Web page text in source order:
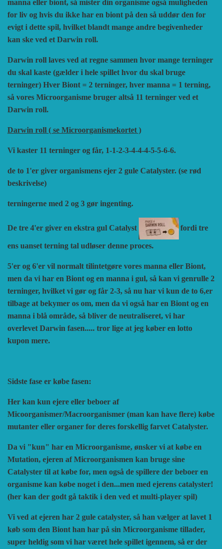
manna eller biont, så mister din organisme også muligheden
for liv og hvis du ikke har en biont på den så uddør den for
evigt i dette spil, hvilket blandt mange andre begivenheder
kan ske ved et Darwin roll.
Darwin roll laves ved at regne sammen hvor mange terninger
du skal kaste (gælder i hele spillet hvor du skal bruge
terninger) Hver Biont = 2 terninger, hver manna = 1 terning,
så vores Microorganisme bruger altså 11 terninger ved et
Darwin roll.
Darwin roll ( se Microorganismekortet )
Vi kaster 11 terninger og får, 1-1-2-3-4-4-4-5-5-6-6.
de to 1'er giver organismens ejer 2 gule Catalyster. (se rød
beskrivelse)
terningerne med 2 og 3 gør ingenting.
De tre 4'er giver en ekstra gul Catalyst fordi tre
ens uanset terning tal udløser denne proces.
5'er og 6'er vil normalt tilintetgøre vores manna eller Biont,
men da vi har en Biont og en manna i gul, så kan vi genrulle 2
terninger, hvilket vi gør og får 2-3, så nu har vi kun de to 6,er
tilbage at bekymer os om, men da vi også har en Biont og en
manna i blå område, så bliver de neutraliseret, vi har
overlevet Darwin fasen..... tror lige at jeg køber en lotto
kupon mere.
Sidste fase er købe fasen:
Her kan kun ejere eller beboer af
Micoorganismer/Macroorganismer (man kan have flere) købe
mutanter eller organer for deres forskellig farvet Catalyster.
Da vi "kun" har en Microorganisme, ønsker vi at købe en
Mutation, ejeren af Microorganismen kan bruge sine
Catalyster til at købe for, men også de spillere der beboer en
organisme kan købe noget i den...men med ejerens catalyster!
(her kan der godt gå taktik i den ved et multi-player spil)
Vi ved at ejeren har 2 gule catalyster, så han vælger at lavet 1
køb som den Biont han har på sin Microorganisme tillader,
super heldig som vi har været hele spillet igennem, så er der